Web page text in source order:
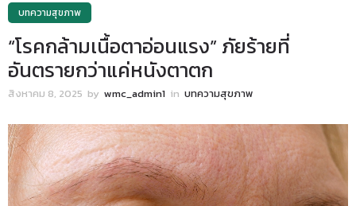
บทความสุขภาพ
“โรคกล้ามเนื้อตาอ่อนแรง” ภัยร้ายที่
อันตรายกว่าแค่หนังตาตก
สิงหาคม 8, 2025 by wmc_admin1 in บทความสุขภาพ